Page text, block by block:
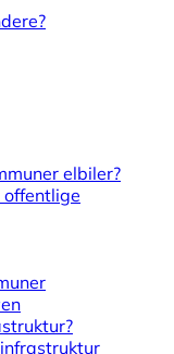
elbiler?
offentlige